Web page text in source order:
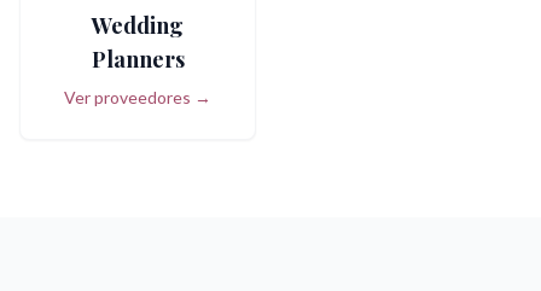
Wedding
Planners
Ver proveedores →